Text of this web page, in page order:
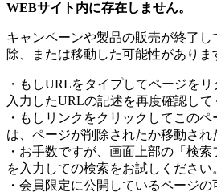
WEBサイト内に存在しません。
キャンペーンや製品の販売が終了し
除、または移動した可能性がありま
・もしURLをタイプしてページをリ
入力したURLの記述を再度確認して
・もしリンクをクリックしてこの
は、ページが削除されたか移動され
・お手数ですが、画面上部の「検
を入力しての検索をお試しください
・会員限定に公開しているページ